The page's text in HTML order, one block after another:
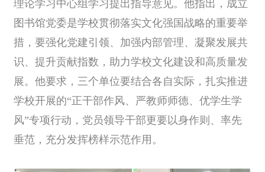
理论学习中心组学习提出指导意见。他指出，成立
图书馆党委是学校贯彻落实文化强国战略的重要举
措，要强化党建引领、加强内部管理、凝聚发展共
识、提升贡献指数，助力学校文化建设和高质量发
展。他要求，三个单位要结合各自实际，扎实推进
学校开展的“正干部作风、严教师师德、优学生学
风”专项行动，党员领导干部更要以身作则、率先
垂范，充分发挥榜样示范作用。